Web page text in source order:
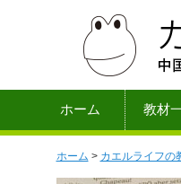
ホーム 教材
ホーム > カエルライフの